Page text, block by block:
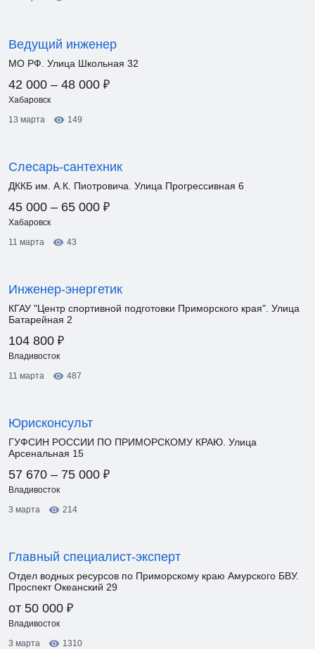
Ведущий инженер
МО РФ. Улица Школьная 32
42 000 – 48 000 ₽
Хабаровск
13 марта
149
Слесарь-сантехник
ДККБ им. А.К. Пиотровича. Улица Прогрессивная 6
45 000 – 65 000 ₽
Хабаровск
11 марта
43
Инженер-энергетик
КГАУ "Центр спортивной подготовки Приморского края". Улица
Батарейная 2
104 800 ₽
Владивосток
11 марта
487
Юрисконсульт
ГУФСИН РОССИИ ПО ПРИМОРСКОМУ КРАЮ. Улица
Арсенальная 15
57 670 – 75 000 ₽
Владивосток
3 марта
214
Главный специалист-эксперт
Отдел водных ресурсов по Приморскому краю Амурского БВУ.
Проспект Океанский 29
от 50 000 ₽
Владивосток
3 марта
1310